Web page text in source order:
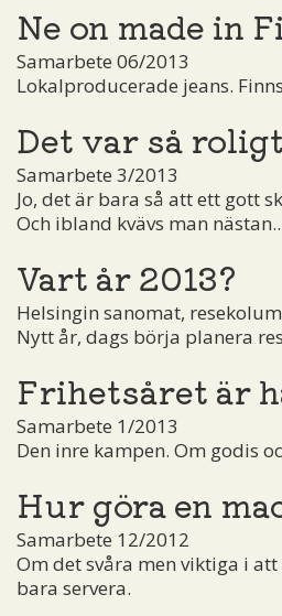
Ne on made in
Samarbete 06/2013
Lokalproducerade jeans.
Det var så roligt
Samarbete 3/2013
Jo, det är bara så att ett gott
Och ibland kvävs man
Vart år 2013?
Helsingin sanomat,
Nytt år, dags börja planera
Frihetsåret är
Samarbete 1/2013
Den inre kampen. Om godis
Hur göra en
Samarbete 12/2012
Om det svåra men viktiga i
bara servera.